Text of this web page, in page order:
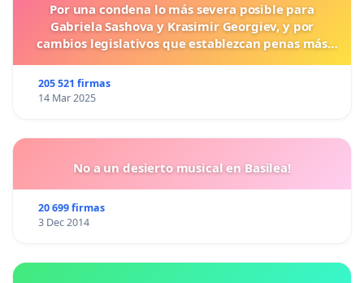
Por una condena lo más severa posible para
Gabriela Sashova y Krasimir Georgiev, y por
cambios legislativos que establezcan penas más
205 521 firmas
14 Mar 2025
No a un desierto musical en Basilea!
20 699 firmas
3 Dec 2014